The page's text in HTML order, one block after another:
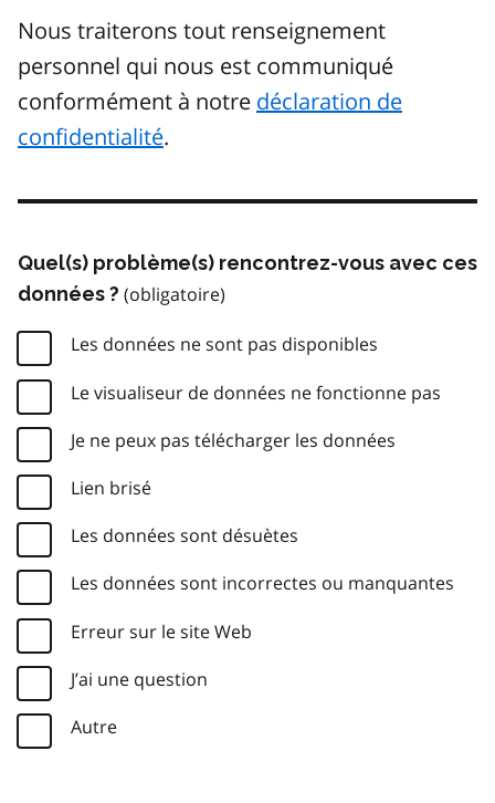
Nous traiterons tout renseignement
personnel qui nous est communiqué
conformément à notre déclaration de
confidentialité.
Quel(s) problème(s) rencontrez-vous avec ces
données ?
Les données ne sont pas disponibles
Le visualiseur de données ne fonctionne pas
Je ne peux pas télécharger les données
Lien brisé
Les données sont désuètes
Les données sont incorrectes ou manquantes
Erreur sur le site Web
J’ai une question
Autre